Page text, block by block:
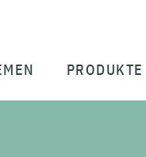
PRODUKTE